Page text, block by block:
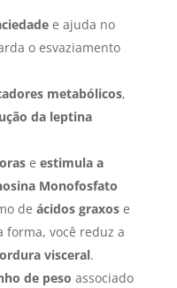
e ajuda no
o esvaziamento
metabólicos,
da leptina
e estimula a
Monofosfato
de ácidos graxose
você reduz a
visceral.
de peso associado